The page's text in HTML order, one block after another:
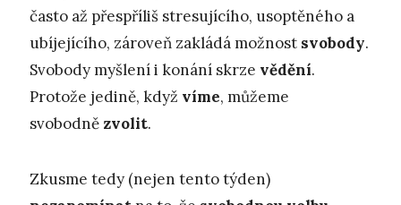
často až přespříliš stresujícího, usoptěného a
ubíjejícího, zároveň zakládá možnost svobody.
Svobody myšlení i konání skrze vědění.
Protože jedině, když víme, můžeme
svobodně zvolit.
Zkusme tedy (nejen tento týden)